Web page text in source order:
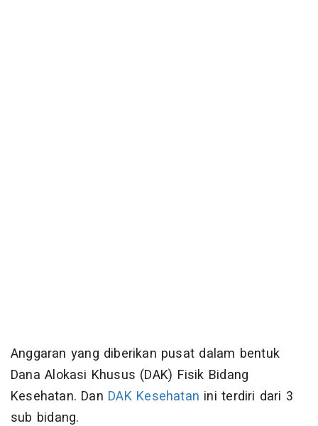
Anggaran yang diberikan pusat dalam bentuk
Dana Alokasi Khusus (DAK) Fisik Bidang
Kesehatan. Dan DAK Kesehatan ini terdiri dari 3
sub bidang.